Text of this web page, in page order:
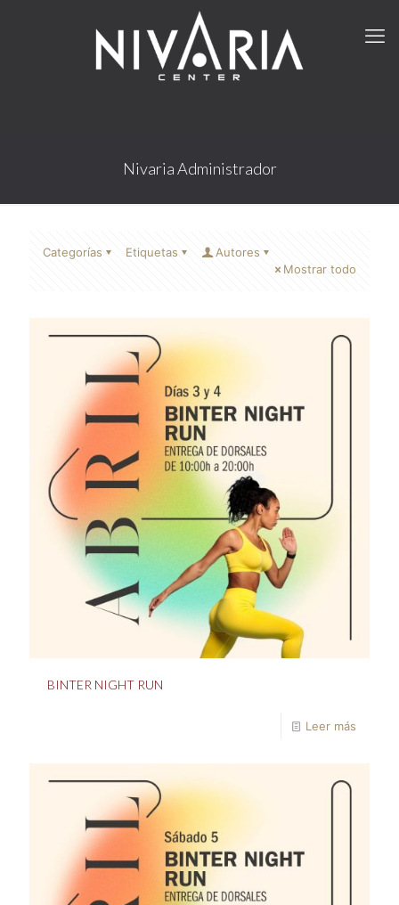
Nivaria Administrador
Categorías Etiquetas
Autores
Mostrar todo
BINTER NIGHT RUN
Leer más